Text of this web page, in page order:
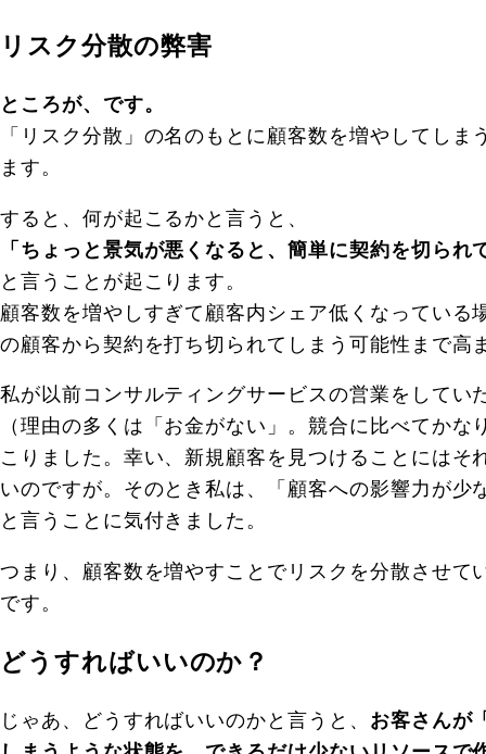
リスク分散の弊害
ところが、です。
「リスク分散」の名のもとに顧客数を増やしてし
ます。
すると、何が起こるかと言うと、
「ちょっと景気が悪くなると、簡単に契約を切られ
と言うことが起こります。
顧客数を増やしすぎて顧客内シェア低くなってい
の顧客から契約を打ち切られてしまう可能性まで高
私が以前コンサルティングサービスの営業をして
（理由の多くは「お金がない」。競合に比べてか
こりました。幸い、新規顧客を見つけることには
いのですが。そのとき私は、「顧客への影響力が
と言うことに気付きました。
つまり、顧客数を増やすことでリスクを分散させ
です。
どうすればいいのか？
じゃあ、どうすればいいのかと言うと、 お客さんが